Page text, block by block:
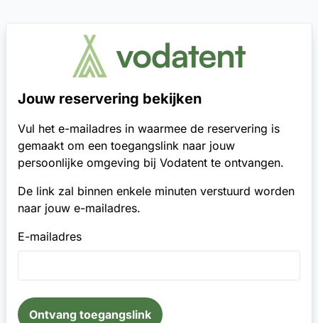
Jouw reservering bekijken
Vul het e-mailadres in waarmee de reservering is
gemaakt om een toegangslink naar jouw
persoonlijke omgeving bij Vodatent te ontvangen.
De link zal binnen enkele minuten verstuurd worden
naar jouw e-mailadres.
E-mailadres
Ontvang toegangslink